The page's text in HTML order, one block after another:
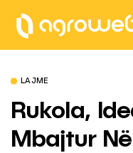
LAJME
Rukola,
Mbajtur